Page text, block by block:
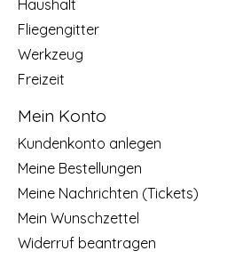
Haushalt
Fliegengitter
Werkzeug
Freizeit
Mein Konto
Kundenkonto anlegen
Meine Bestellungen
Meine Nachrichten (Tickets)
Mein Wunschzettel
Widerruf beantragen